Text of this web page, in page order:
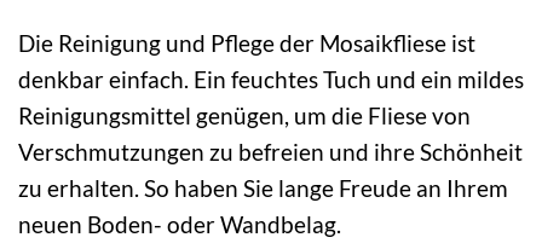
Die Reinigung und Pflege der Mosaikfliese ist
denkbar einfach. Ein feuchtes Tuch und ein mildes
Reinigungsmittel genügen, um die Fliese von
Verschmutzungen zu befreien und ihre Schönheit
zu erhalten. So haben Sie lange Freude an Ihrem
neuen Boden- oder Wandbelag.